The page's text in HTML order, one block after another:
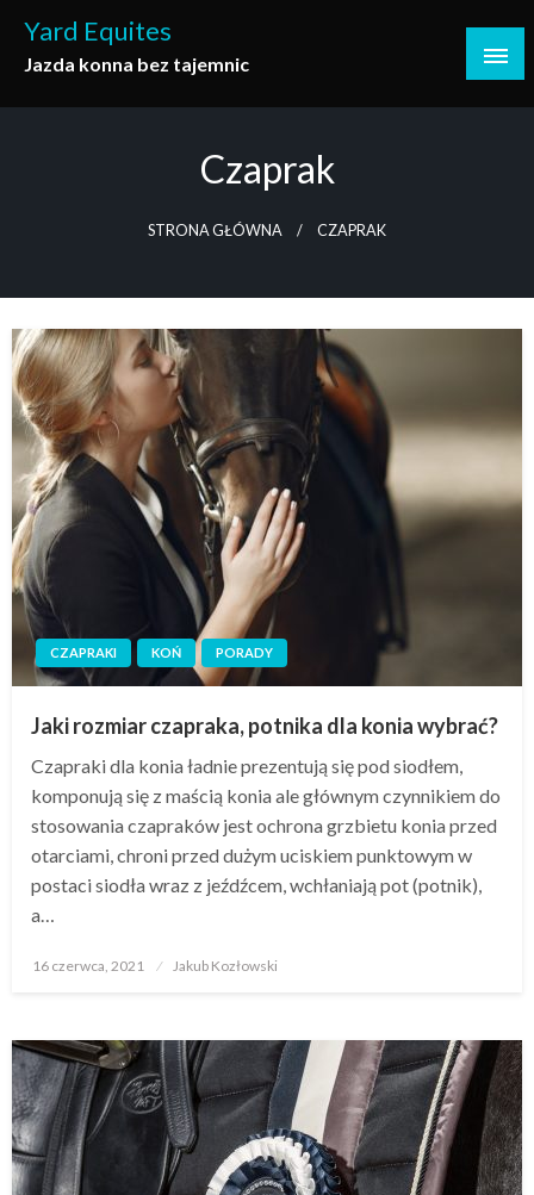
content
Yard Equites
Jazda konna bez tajemnic
Czaprak
STRONA GŁÓWNA CZAPRAK
CZAPRAKI KOŃ PORADY
Jaki rozmiar czapraka, potnika dla konia wybrać?
Czapraki dla konia ładnie prezentują się pod siodłem,
komponują się z maścią konia ale głównym czynnikiem do
stosowania czapraków jest ochrona grzbietu konia przed
otarciami, chroni przed dużym uciskiem punktowym w
postaci siodła wraz z jeźdźcem, wchłaniają pot (potnik),
a…
Opublikowane
16 czerwca, 2021 Jakub Kozłowski